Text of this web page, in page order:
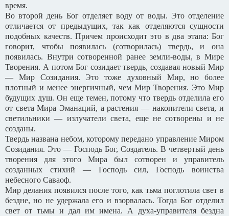
время.
Во второй день Бог отделяет воду от воды. Это отделение
отличается от предыдущих, так как отделяются сущности
подобных качеств. Причем происходит это в два этапа: Бог
говорит, чтобы появилась (сотворилась) твердь, и она
появилась. Внутри сотворенной ранее земли-воды, в Мире
Творения. А потом Бог созидает твердь, создавая новый Мир
— Мир Созидания. Это тоже духовный Мир, но более
плотный и менее энергичный, чем Мир Творения. Это Мир
будущих душ. Он еще темен, потому что твердь отделила его
от света Мира Эманаций, а растения — накопители света, и
светильники — излучатели света, еще не сотворены и не
созданы.
Твердь названа небом, которому передано управление Миром
Созидания. Это — Господь Бог, Создатель. В четвертый день
творения для этого Мира был сотворен и управитель
созданных стихий — Господь сил, Господь воинства
небесного Саваоф.
Мир делания появился после того, как тьма поглотила свет в
бездне, но не удержала его и взорвалась. Тогда Бог отделил
свет от тьмы и дал им имена. А духа-управителя бездна